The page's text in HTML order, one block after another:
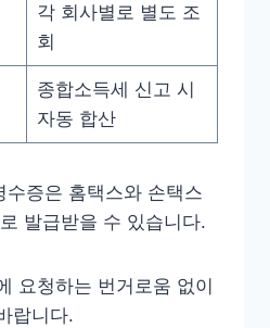
각 회사별로 별도 조
회
종합소득세 신고 시
자동 합산
수증은 홈택스와 손택스
발급받을 수 있습니다.
요청하는 번거로움 없이
랍니다.